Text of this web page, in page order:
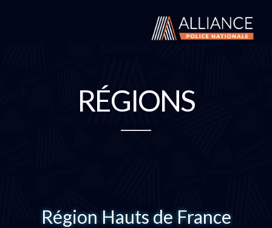
RÉGIONS
Région Hauts de France